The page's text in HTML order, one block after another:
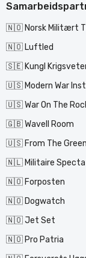
🇳🇴 Norsk Militært
🇳🇴 Luftled
🇸🇪 Kungl
🇺🇸 Modern War
🇺🇸 War On The
🇬🇧 Wavell Room
🇺🇸 From The
🇳🇱 Militaire
🇳🇴 Forposten
🇳🇴 Dogwatch
🇳🇴 Jet Set
🇳🇴 Pro Patria